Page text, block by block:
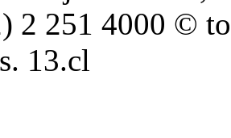
2 251 4000 ©
13.cl